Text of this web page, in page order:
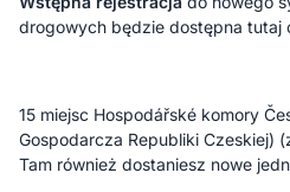
drogowych będzie dostępna tutaj
15 miejsc Hospodářské komory
Gospodarcza Republiki Czeskiej)
Tam również dostaniesz nowe